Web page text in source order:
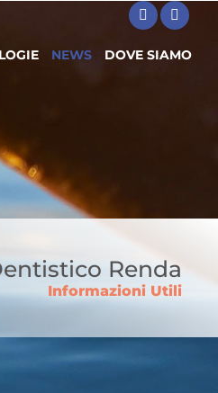
NEWS DOVE SIAMO
Renda
Informazioni Utili